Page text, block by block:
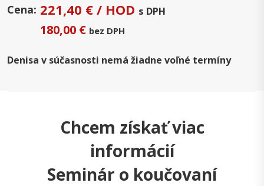
Cena: 221,40 € / HOD s DPH
180,00 € bez DPH
Denisa v súčasnosti nemá žiadne voľné termíny
Chcem získať viac
informácií
Seminár o koučovaní